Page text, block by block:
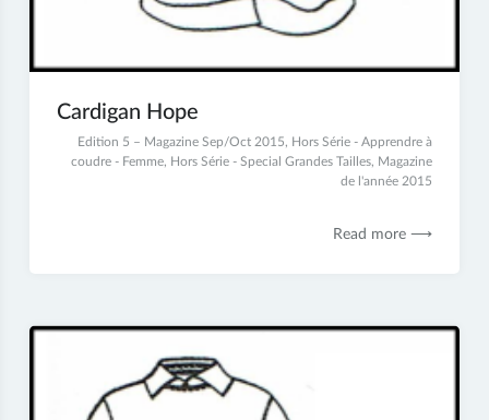
Cardigan Hope
juillet
Edition 5 – Magazine Sep/Oct 2015, Hors Série - Apprendre à
coudre - Femme, Hors Série - Special Grandes Tailles, Magazine
de l'année 2015
Read more ⟶